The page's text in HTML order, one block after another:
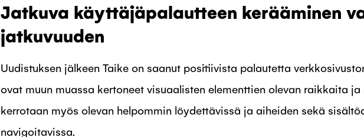
Jatkuva käyttäjäpalautteen kerääminen
jatkuvuuden
Uudistuksen jälkeen Taike on saanut positiivista palautetta
ovat muun muassa kertoneet visuaalisten elementtien olevan raikkaita ja
kerrotaan myös olevan helpommin löydettävissä ja aiheiden sekä
navigoitavissa.